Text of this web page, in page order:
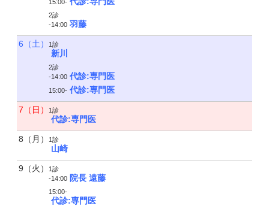
15:00-
2診
-14:00 羽藤
6（土） 1診
新川
2診
-14:00 代診:専門医
15:00- 代診:専門医
7（日） 1診
代診:専門医
8（月） 1診
山崎
9（火）
1診
-14:00 院長 遠藤
15:00-
代診:専門医